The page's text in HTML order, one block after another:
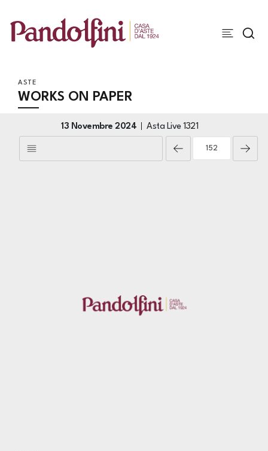
ASTE
WORKS ON PAPER
13 Novembre 2024 Asta Live 1321